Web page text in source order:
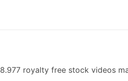
8.977 royalty free stock videos